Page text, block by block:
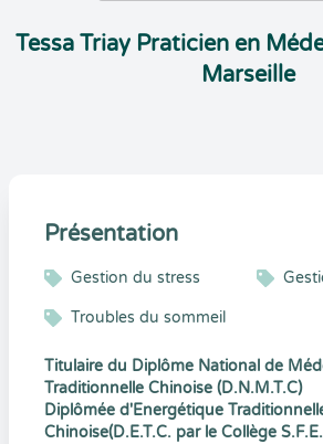
Tessa Triay Praticien en
Marseille
Présentation
Gestion du stress
Troubles du sommeil
Titulaire du Diplôme National de
Traditionnelle Chinoise (D.N.M.T.C)​
Diplômée d'Energétique
Chinoise(D.E.T.C. par le Collège